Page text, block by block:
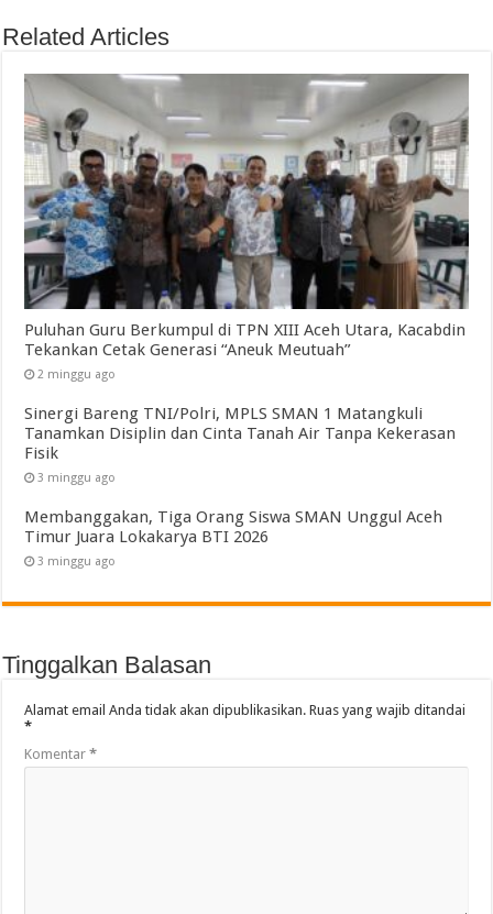
Related Articles
Puluhan Guru Berkumpul di TPN XIII Aceh Utara, Kacabdin
Tekankan Cetak Generasi “Aneuk Meutuah”
2 minggu ago
Sinergi Bareng TNI/Polri, MPLS SMAN 1 Matangkuli
Tanamkan Disiplin dan Cinta Tanah Air Tanpa Kekerasan
Fisik
3 minggu ago
Membanggakan, Tiga Orang Siswa SMAN Unggul Aceh
Timur Juara Lokakarya BTI 2026
3 minggu ago
Tinggalkan Balasan
Alamat email Anda tidak akan dipublikasikan. Ruas yang wajib ditandai
*
Komentar*